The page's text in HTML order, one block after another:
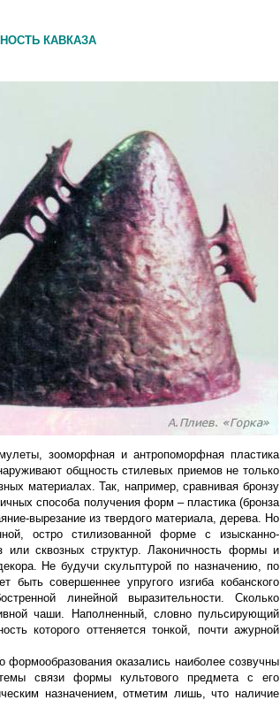
КАВКАЗА
зооморфная и антропоморфная пластика
общность стилевых приемов не только
материалах. Так, например, сравнивая бронзу
способа получения форм – пластика (бронза
вырезание из твердого материала, дерева. Но
остро стилизованной форме с изысканно-
или сквозных структур. Лаконичность формы и
Не будучи скульптурой по назначению, по
совершеннее упругого изгиба кобанского
линейной выразительности. Сколько
чаши. Наполненный, словно пульсирующий
которого оттеняется тонкой, почти ажурной
формообразования оказались наиболее созвучны
связи формы культового предмета с его
назначением, отметим лишь, что наличие